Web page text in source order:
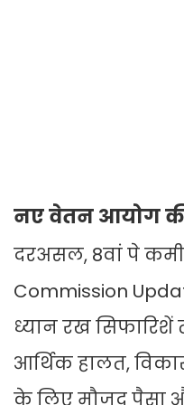
नए वेतन आयोग की
दरअसल, 8वां पे
Commission
ध्यान रख
आर्थिक हालत,
के लिए मौजूद पैसा